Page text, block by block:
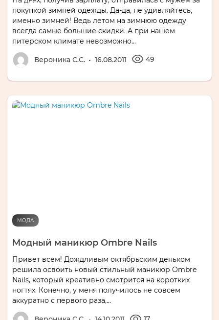
покупкой зимней одежды. Да-да, не удивляйтесь,
именно зимней! Ведь летом на зимнюю одежду
всегда самые большие скидки. А при нашем
питерском климате невозможно...
Вероника С.С. 16.08.2011 49
МОДА
Модный маникюр Ombre Nails
Привет всем! Дождливым октябрьским деньком
решила освоить новый стильный маникюр Ombre
Nails, который креативно смотрится на коротких
ногтях. Конечно, у меня получилось не совсем
аккуратно с первого раза,...